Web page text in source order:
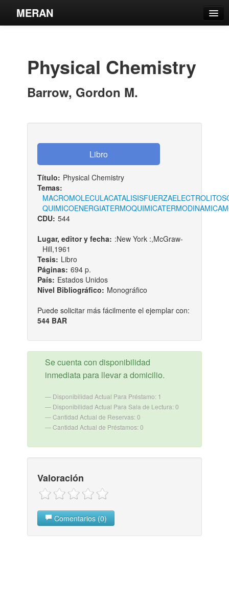
MERAN
Estantes Virtuales
Physical Chemistry
Barrow, Gordon M.
Título: Physical Chemistry
Temas:
MACROMOLECULACATALISISFUERZAELECTROLITO
QUIMICOENERGIATERMOQUIMICATERMODINAMICA
CDU: 544
Lugar, editor y fecha: :New York :,McGraw-
Hill,1961
Tesis: Libro
Páginas: 694 p.
País: Estados Unidos
Nivel Bibliográfico: Monográfico
Puede solicitar más fácilmente el ejemplar con:
544 BAR
Se cuenta con disponibilidad
inmediata para llevar a domicilio.
Disponibilidad Actual Para Préstamo: 1
Disponibilidad Actual Para Sala de Lectura: 0
Cantidad Actual de Reservas: 0
Cantidad Actual de Préstamos: 0
Valoración
Comentarios (0)